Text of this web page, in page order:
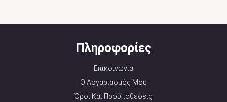
Πληροφορίες
Επικοινωνία
Ο Λογαριασμός Μου
Όροι Και Προϋποθέσεις